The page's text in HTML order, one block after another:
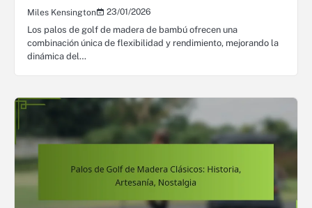
Miles Kensington
23/01/2026
Los palos de golf de madera de bambú ofrecen una
combinación única de flexibilidad y rendimiento, mejorando la
dinámica del…